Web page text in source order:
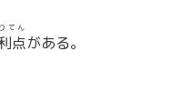
点
りてん
がある。